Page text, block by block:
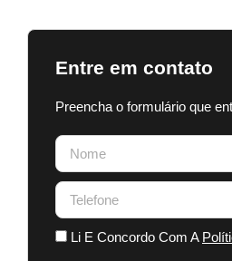
Entre em contato
Preencha o formulário que
Li E Concordo Com A